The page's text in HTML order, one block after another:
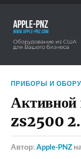
ПРИБОРЫ И
zs2500
Автор:Apple-PNZ